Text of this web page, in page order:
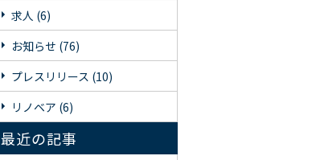
求人 (6)
お知らせ (76)
プレスリリース (10)
リノベア (6)
最近の記事